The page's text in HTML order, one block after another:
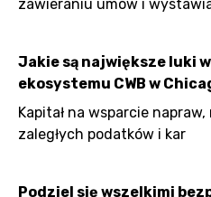
zawieraniu umów i
Jakie są największe luki
ekosystemu CWB w
Kapitał na wsparcie
zaległych podatków i kar
Podziel się wszelkimi